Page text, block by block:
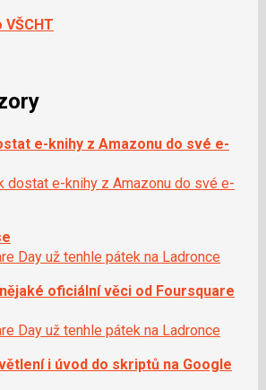
e-knihy z Amazonu do své e-
dostat e-knihy z Amazonu do své e-
Day už tenhle pátek na Ladronce
oficiální věci od Foursquare
Day už tenhle pátek na Ladronce
i úvod do skriptů na Google